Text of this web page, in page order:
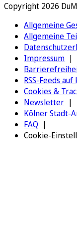
Copyright 2026
Allgemeine
Allgemeine
Impressum
RSS-Feeds auf
Cookies &
Newsletter
Kölner Stadt-
FAQ
Cookie-